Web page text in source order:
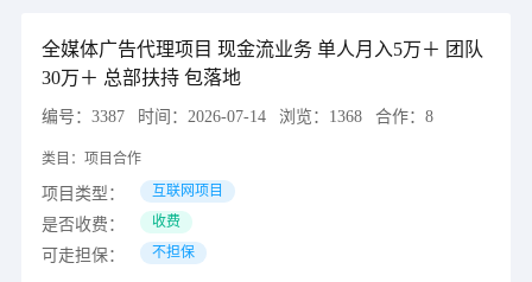
全媒体广告代理项目 现金流业务 单人月入5万＋ 团队
30万＋ 总部扶持 包落地
编号： 3387 时间： 2026-07-14 浏览： 1368 合作： 8
类目： 项目合作
项目类型： 互联网项目
是否收费： 收费
可走担保： 不担保